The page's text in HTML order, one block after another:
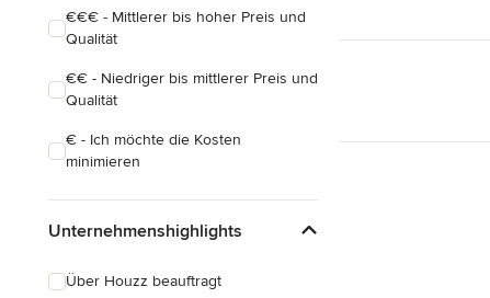
€€€ - Mittlerer bis hoher Preis und
Qualität
€€ - Niedriger bis mittlerer Preis und
Qualität
€ - Ich möchte die Kosten
minimieren
Unternehmenshighlights
Über Houzz beauftragt